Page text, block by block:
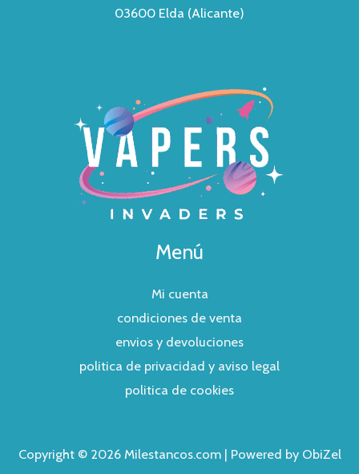
03600 Elda (Alicante)
Menú
Mi cuenta
condiciones de venta
envios y devoluciones
politica de privacidad y aviso legal
politica de cookies
Copyright © 2026 Milestancos.com | Powered by ObiZel